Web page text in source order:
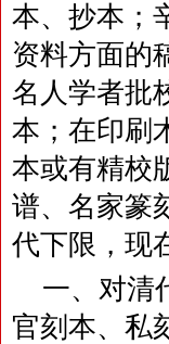
本、抄本；
资料方面的
名人学者批
本；在印刷
本或有精校
谱、名家篆
代下限，现
一、对清
官刻本、私